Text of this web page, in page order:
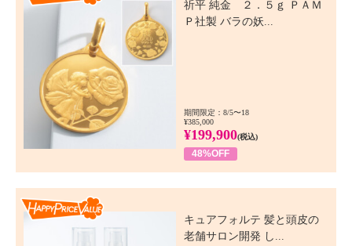
祈平 純金 ２．５ｇ ＰＡＭ
Ｐ社製 バラの妖...
期間限定：8/5〜18
¥385,000
¥199,900(税込)
48%OFF
キュアフォルテ 髪と頭皮の
老舗サロン開発 し...